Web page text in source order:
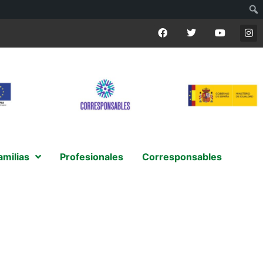
Profesionales Corresponsables